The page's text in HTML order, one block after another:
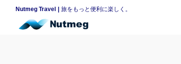
Nutmeg Travel 旅をもっと便利に楽しく。